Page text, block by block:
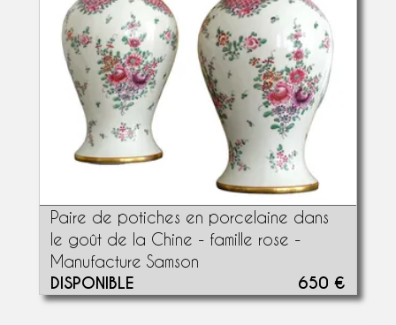
Paire de potiches en porcelaine dans
le goût de la Chine - famille rose -
Manufacture Samson
DISPONIBLE 650 €